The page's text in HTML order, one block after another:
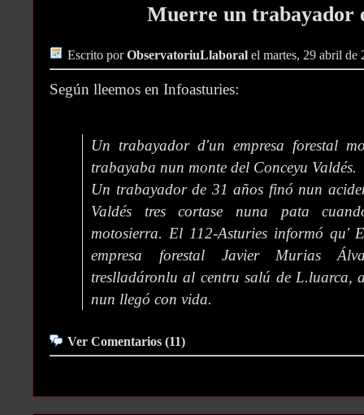
Muerre un trabayador
Escrito porObservatoriuLlaboral el martes, 29 abril de
Según lleemos en Infoasturies:
Un trabayador d'un empresa forestal
trabayaba nun monte del Conceyu Valdés.
Un trabayador de 31 años finó nun
Valdés tres cortase nuna pata
motosierra. El 112-Asturies informó qu'
empresa forestal Javier Murias
treslladáronlu al centru salú de L.luarca,
nun llegó con vida.
Ver Comentarios (11)